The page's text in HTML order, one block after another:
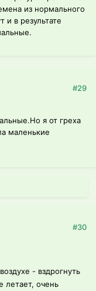
из нормального
и в результате
#29
я от греха
маленькие
#30
- вздрогнуть
летает, очень